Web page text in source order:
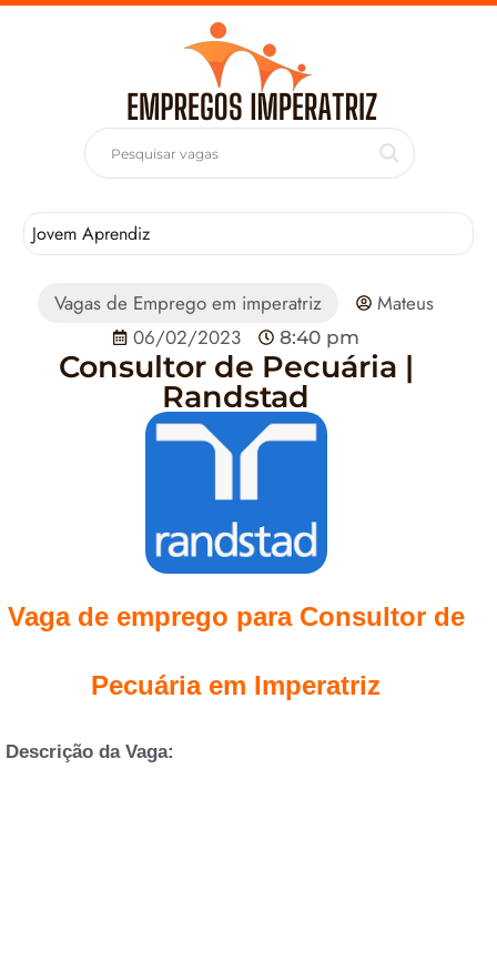
Jovem Aprendiz
Vagas de Emprego em imperatriz
Mateus
06/02/2023
8:40 pm
Consultor de Pecuária |
Randstad
Vaga de emprego para Consultor de
Pecuária em Imperatriz
Descrição da Vaga: